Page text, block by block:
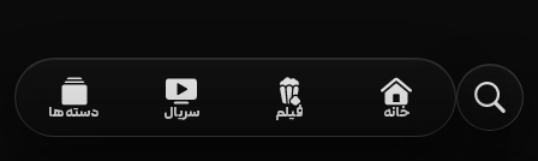
خانه فیلم سریال دسته‌ها